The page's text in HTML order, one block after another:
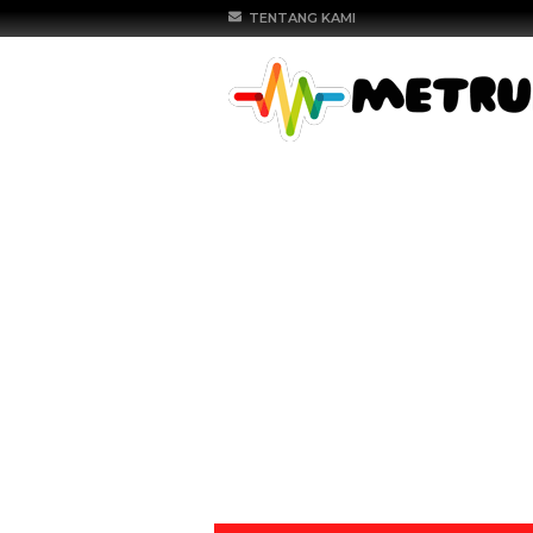
TENTANG KAMI